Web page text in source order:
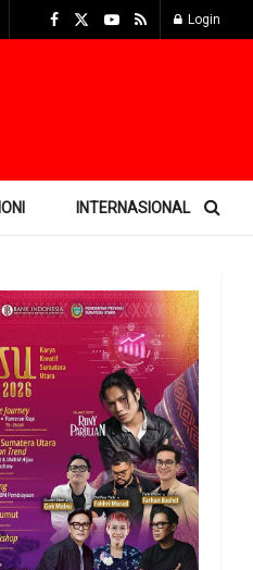
Login
INTERNASIONAL